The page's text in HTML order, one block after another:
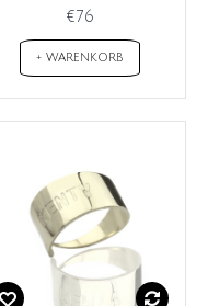
€76
+ WARENKORB